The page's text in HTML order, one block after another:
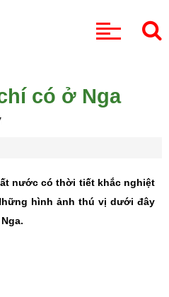
có ở Nga
nước có thời tiết khắc nghiệt
hình ảnh thú vị dưới đây